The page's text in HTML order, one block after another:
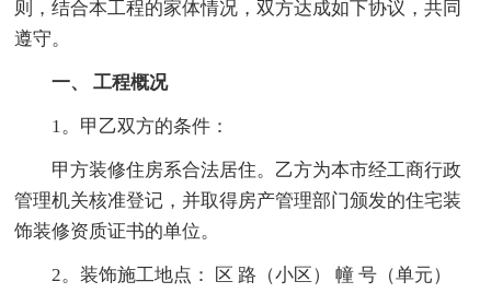
则，结合本工程的家体情况，双方达成如下协议，共同
遵守。
一、 工程概况
1。甲乙双方的条件：
甲方装修住房系合法居住。乙方为本市经工商行政
管理机关核准登记，并取得房产管理部门颁发的住宅装
饰装修资质证书的单位。
2。装饰施工地点： 区 路（小区） 幢 号（单元）